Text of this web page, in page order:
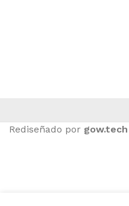
Rediseñado por gow.tech